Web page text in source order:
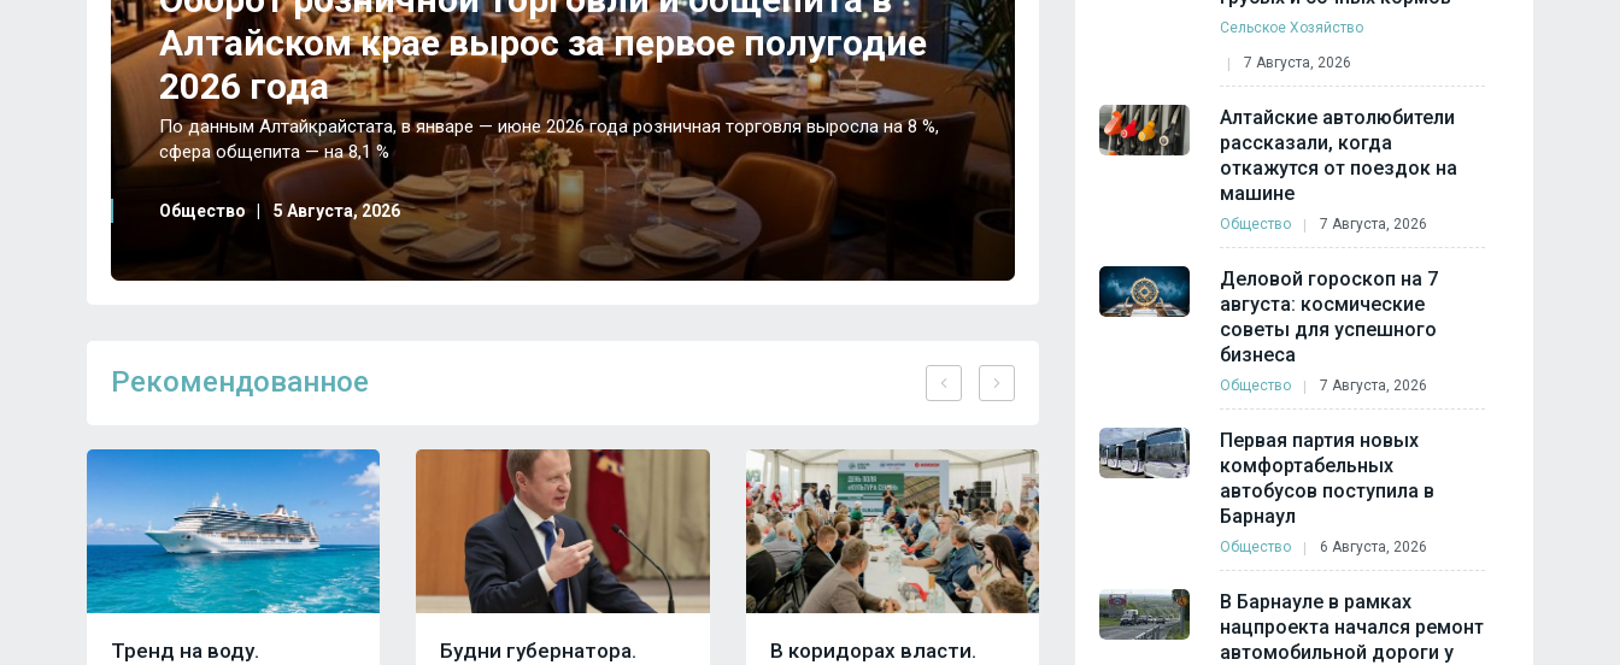
Алтайском крае вырос за первое полугодие
2026 года
По данным Алтайкрайстата, в январе — июне 2026 года розничная торговля выросла на 8 %,
сфера общепита — на 8,1 %
Общество 5 Августа, 2026
Рекомендованное
Тренд на воду.
Будни губернатора.
В коридорах власти.
Алтайское УФАС за
С торговой сети
Сельское Хозяйство
7 Августа, 2026
Алтайские автолюбители
рассказали, когда
откажутся от поездок на
машине
Общество 7 Августа, 2026
Деловой гороскоп на 7
августа: космические
советы для успешного
бизнеса
Общество 7 Августа, 2026
Первая партия новых
комфортабельных
автобусов поступила в
Барнаул
Общество 6 Августа, 2026
В Барнауле в рамках
нацпроекта начался ремонт
автомобильной дороги у